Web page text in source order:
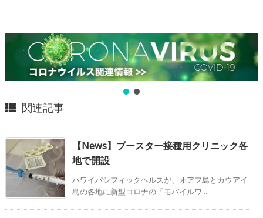
関連記事
【News】ブースター接種用クリニック各
地で開設
ハワイパシフィックヘルスが、オアフ島とカウアイ
島の各地に新型コロナの「モバイルワ ...